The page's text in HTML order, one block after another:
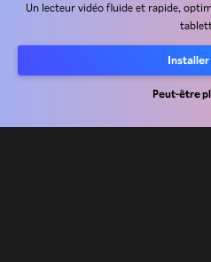
Un lecteur vidéo fluide et rapide,
Installer
Peut-être